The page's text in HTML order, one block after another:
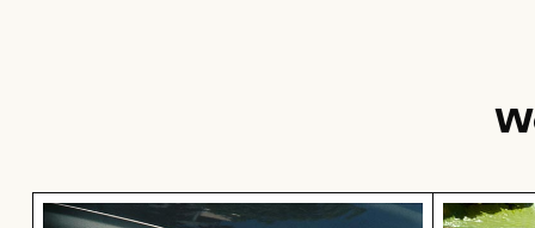
Nahaufnahme von Autoscheinwerfer und